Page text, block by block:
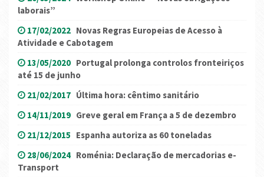
laborais”
17/02/2022 Novas Regras Europeias de Acesso à
Atividade e Cabotagem
13/05/2020 Portugal prolonga controlos fronteiriços
até 15 de junho
21/02/2017 Última hora: cêntimo sanitário
14/11/2019 Greve geral em França a 5 de dezembro
21/12/2015 Espanha autoriza as 60 toneladas
28/06/2024 Roménia: Declaração de mercadorias e-
Transport